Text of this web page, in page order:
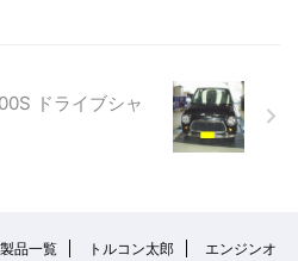
ドライブシャ
品一覧 トルコン太郎
エンジンオ